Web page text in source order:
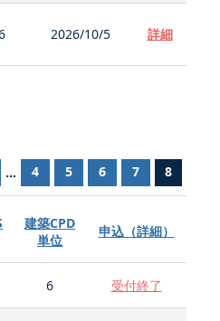
2026/10/5 詳細
... 4 5 6 7 8
建築CPD
単位
申込（詳細）
6 受付終了